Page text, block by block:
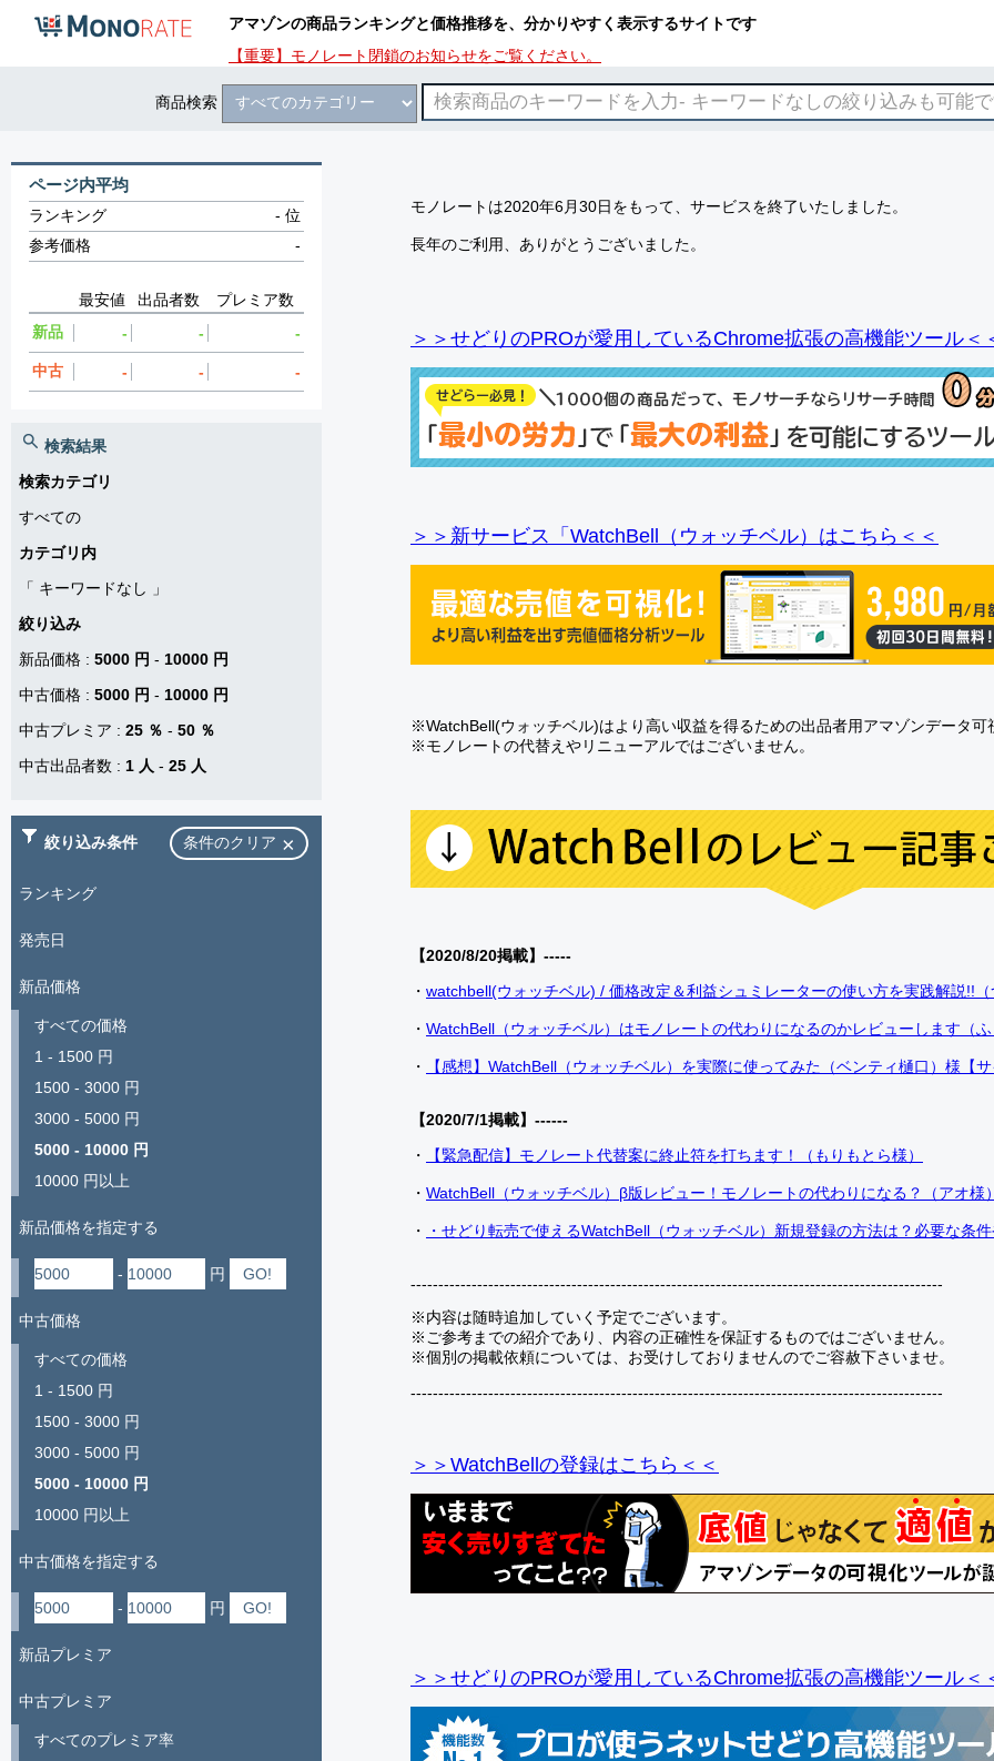
アマゾンの商品ランキングと価格推移を、分かりやすく表示するサイトです
【重要】モノレート閉鎖のお知らせをご覧ください。
商品検索
モノレートは2020年6月30日をもって、サービスを終了いたしました。
長年のご利用、ありがとうございました。
＞＞せどりのPROが愛用しているChrome拡張の高機能ツール＜
＞＞新サービス「WatchBell（ウォッチベル）はこちら＜＜
※WatchBell(ウォッチベル)はより高い収益を得るための出品者用アマゾンデータ可
※モノレートの代替えやリニューアルではございません。
【2020/8/20掲載】-----
・ watchbell(ウォッチベル) / 価格改定＆利益シュミレーターの使い方を実践解説!!
・ WatchBell（ウォッチベル）はモノレートの代わりになるのかレビューします（
・ 【感想】WatchBell（ウォッチベル）を実際に使ってみた（ベンティ樋口）様【
【2020/7/1掲載】------
・
【緊急配信】モノレート代替案に終止符を打ちます！（もりもとら様）
・ WatchBell（ウォッチベル）β版レビュー！モノレートの代わりになる？（アオ様
・ ・せどり転売で使えるWatchBell（ウォッチベル）新規登録の方法は？必要な条
------------------------------------------------------------------------------------------------
※内容は随時追加していく予定でございます。
※ご参考までの紹介であり、内容の正確性を保証するものではございません。
※個別の掲載依頼については、お受けしておりませんのでご容赦下さいませ。
------------------------------------------------------------------------------------------------
＞＞WatchBellの登録はこちら＜＜
＞＞せどりのPROが愛用しているChrome拡張の高機能ツール＜
ページ内平均
ランキング -位
参考価格
-
最安値 出品者数
プレミア数
新品
- - -
中古 - - -
検索結果
検索カテゴリ
すべての
カテゴリ内
「 キーワードなし
」
絞り込み
新品価格 : 5000 円 - 10000 円
中古価格 : 5000 円 - 10000 円
中古プレミア : 25 ％ - 50 ％
中古出品者数 : 1 人 - 25 人
絞り込み条件 条件のクリア
ランキング
発売日
新品価格
すべての価格
1 - 1500 円
1500 - 3000 円
3000 - 5000 円
5000 - 10000 円
10000 円以上
新品価格を指定する
- 円
中古価格
すべての価格
1 - 1500 円
1500 - 3000 円
3000 - 5000 円
5000 - 10000 円
10000 円以上
中古価格を指定する
- 円
新品プレミア
中古プレミア
すべてのプレミア率